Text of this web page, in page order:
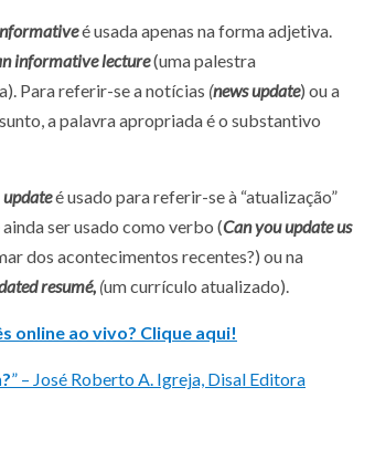
é usada apenas na forma adjetiva.
informative lecture(uma palestra
Para referir-se a notícias (news update) ou a
a palavra apropriada é o substantivo
updateé usado para referir-se à “atualização”
ser usado como verbo (Can you update us
dos acontecimentos recentes?) ou na
resumé, (um currículo atualizado).
online ao vivo? Clique aqui!
” – José Roberto A. Igreja, Disal Editora